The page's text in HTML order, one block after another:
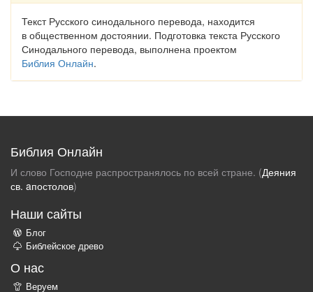
Текст Русского синодального перевода, находится
в общественном достоянии. Подготовка текста Русского
Синодального перевода, выполнена проектом
Библия Онлайн.
Библия Онлайн
И слово Господне распространялось по всей стране. (Деяния
св. aпостолов)
Наши сайты
Блог
Библейское древо
О нас
Веруем